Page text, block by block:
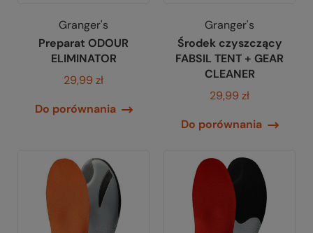
Granger's
Preparat ODOUR
ELIMINATOR
29,99 zł
Do porównania
Granger's
Środek czyszczący
FABSIL TENT + GEAR
CLEANER
29,99 zł
Do porównania